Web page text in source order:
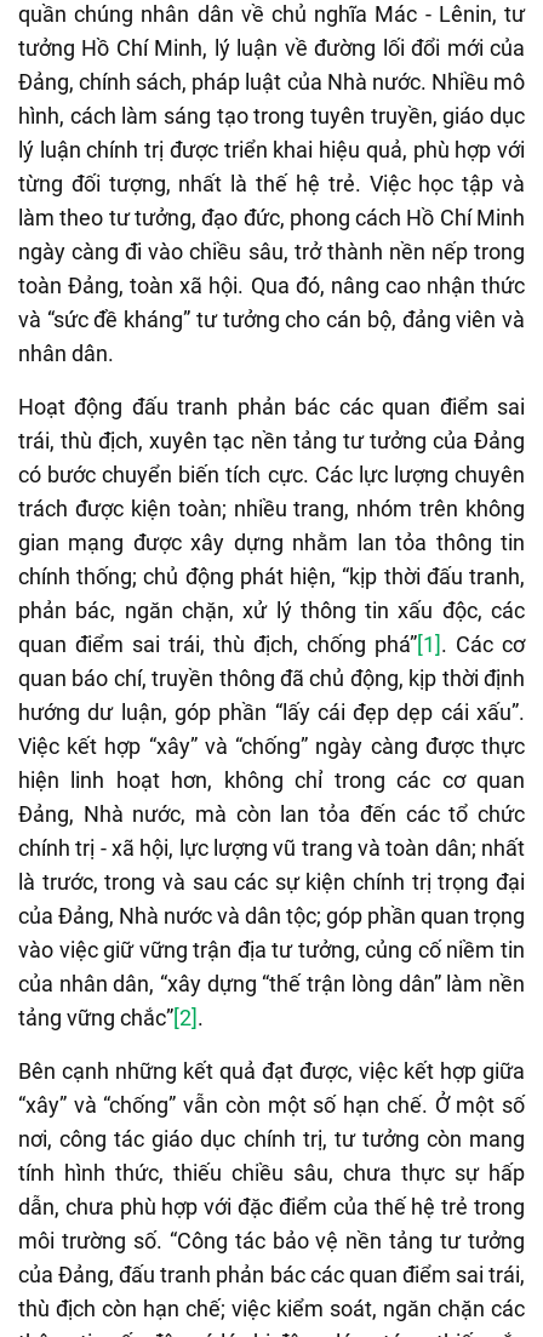
quần chúng nhân dân về chủ nghĩa Mác - Lênin, tư
tưởng Hồ Chí Minh, lý luận về đường lối đổi mới của
Đảng, chính sách, pháp luật của Nhà nước. Nhiều mô
hình, cách làm sáng tạo trong tuyên truyền, giáo dục
lý luận chính trị được triển khai hiệu quả, phù hợp với
từng đối tượng, nhất là thế hệ trẻ. Việc học tập và
làm theo tư tưởng, đạo đức, phong cách Hồ Chí Minh
ngày càng đi vào chiều sâu, trở thành nền nếp trong
toàn Đảng, toàn xã hội. Qua đó, nâng cao nhận thức
và “sức đề kháng” tư tưởng cho cán bộ, đảng viên và
nhân dân.
Hoạt động đấu tranh phản bác các quan điểm sai
trái, thù địch, xuyên tạc nền tảng tư tưởng của Đảng
có bước chuyển biến tích cực. Các lực lượng chuyên
trách được kiện toàn; nhiều trang, nhóm trên không
gian mạng được xây dựng nhằm lan tỏa thông tin
chính thống; chủ động phát hiện, “kịp thời đấu tranh,
phản bác, ngăn chặn, xử lý thông tin xấu độc, các
quan điểm sai trái, thù địch, chống phá”[1]. Các cơ
quan báo chí, truyền thông đã chủ động, kịp thời định
hướng dư luận, góp phần “lấy cái đẹp dẹp cái xấu”.
Việc kết hợp “xây” và “chống” ngày càng được thực
hiện linh hoạt hơn, không chỉ trong các cơ quan
Đảng, Nhà nước, mà còn lan tỏa đến các tổ chức
chính trị - xã hội, lực lượng vũ trang và toàn dân; nhất
là trước, trong và sau các sự kiện chính trị trọng đại
của Đảng, Nhà nước và dân tộc; góp phần quan trọng
vào việc giữ vững trận địa tư tưởng, củng cố niềm tin
của nhân dân, “xây dựng “thế trận lòng dân” làm nền
tảng vững chắc”[2].
Bên cạnh những kết quả đạt được, việc kết hợp giữa
“xây” và “chống” vẫn còn một số hạn chế. Ở một số
nơi, công tác giáo dục chính trị, tư tưởng còn mang
tính hình thức, thiếu chiều sâu, chưa thực sự hấp
dẫn, chưa phù hợp với đặc điểm của thế hệ trẻ trong
môi trường số. “Công tác bảo vệ nền tảng tư tưởng
của Đảng, đấu tranh phản bác các quan điểm sai trái,
thù địch còn hạn chế; việc kiểm soát, ngăn chặn các